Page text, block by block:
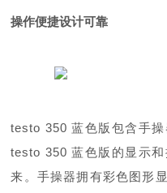
操作便捷设计可靠
testo 350 蓝色版包含手
testo 350 蓝色版的显示
来。手操器拥有彩色图形